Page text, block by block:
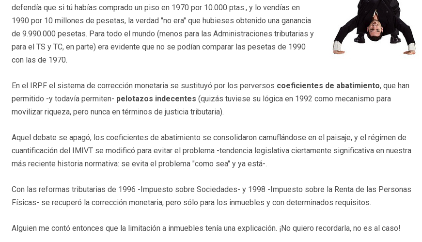
defendía que si tú habías comprado un piso en 1970 por 10.000 ptas., y lo vendías en
1990 por 10 millones de pesetas, la verdad "no era" que hubieses obtenido una ganancia
de 9.990.000 pesetas. Para todo el mundo (menos para las Administraciones tributarias y
para el TS y TC, en parte) era evidente que no se podían comparar las pesetas de 1990
con las de 1970.
En el IRPF el sistema de corrección monetaria se sustituyó por los perversos coeficientes de abatimiento, que han
permitido -y todavía permiten- pelotazos indecentes (quizás tuviese su lógica en 1992 como mecanismo para
movilizar riqueza, pero nunca en términos de justicia tributaria).
Aquel debate se apagó, los coeficientes de abatimiento se consolidaron camuflándose en el paisaje, y el régimen de
cuantificación del IMIVT se modificó para evitar el problema -tendencia legislativa ciertamente significativa en nuestra
más reciente historia normativa: se evita el problema "como sea" y ya está-.
Con las reformas tributarias de 1996 -Impuesto sobre Sociedades- y 1998 -Impuesto sobre la Renta de las Personas
Físicas- se recuperó la corrección monetaria, pero sólo para los inmuebles y con determinados requisitos.
Alguien me contó entonces que la limitación a inmuebles tenía una explicación. ¡No quiero recordarla, no es al caso!